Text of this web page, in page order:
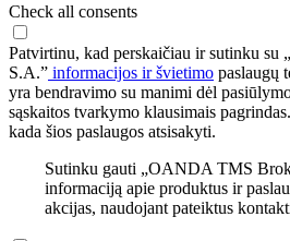
Check all consents
Patvirtinu, kad perskaičiau ir sutinku
S.A.” informacijos ir švietimo paslaugų
yra bendravimo su manimi dėl
sąskaitos tvarkymo klausimais
kada šios paslaugos atsisakyti.
Sutinku gauti „OANDA TMS
informaciją apie produktus ir
akcijas, naudojant pateiktus